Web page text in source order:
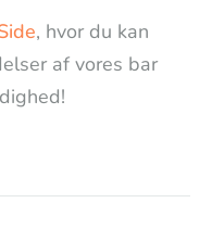
, hvor du kan
af vores bar